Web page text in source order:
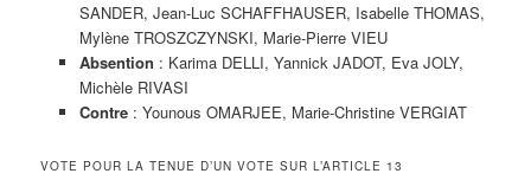
SANDER, Jean-Luc SCHAFFHAUSER, Isabelle THOMAS,
Mylène TROSZCZYNSKI, Marie-Pierre VIEU
Absention : Karima DELLI, Yannick JADOT, Eva JOLY,
Michèle RIVASI
Contre: Younous OMARJEE, Marie-Christine VERGIAT
VOTE POUR LA TENUE D’UN VOTE SUR L’ARTICLE 13